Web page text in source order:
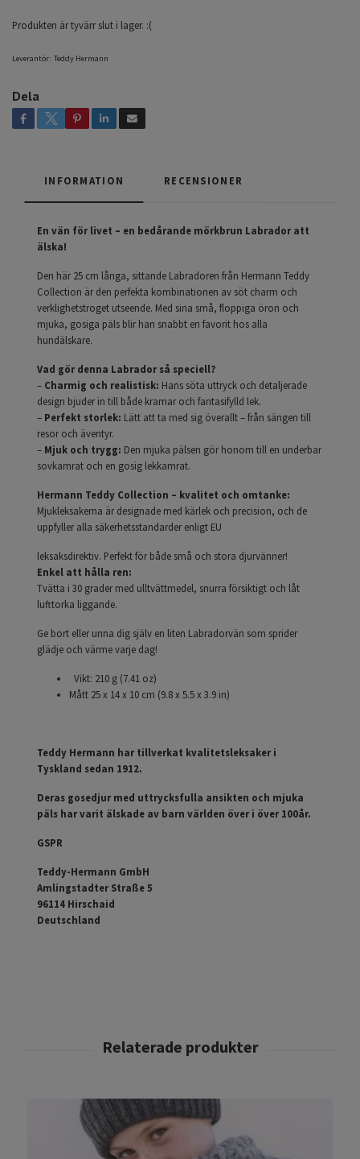
Produkten är tyvärr slut i lager. :(
Leverantör: Teddy Hermann
Dela
INFORMATION RECENSIONER
En vän för livet – en bedårande mörkbrun Labrador att
älska!
Den här 25 cm långa, sittande Labradoren från Hermann Teddy
Collection är den perfekta kombinationen av söt charm och
verklighetstroget utseende. Med sina små, floppiga öron och
mjuka, gosiga päls blir han snabbt en favorit hos alla
hundälskare.
Vad gör denna Labrador så speciell?
– Charmig och realistisk: Hans söta uttryck och detaljerade
design bjuder in till både kramar och fantasifylld lek.
– Perfekt storlek: Lätt att ta med sig överallt – från sängen till
resor och äventyr.
– Mjuk och trygg: Den mjuka pälsen gör honom till en underbar
sovkamrat och en gosig lekkamrat.
Hermann Teddy Collection – kvalitet och omtanke:
Mjukleksakerna är designade med kärlek och precision, och de
uppfyller alla säkerhetsstandarder enligt EU
leksaksdirektiv. Perfekt för både små och stora djurvänner!
Enkel att hålla ren:
Tvätta i 30 grader med ulltvättmedel, snurra försiktigt och låt
lufttorka liggande.
Ge bort eller unna dig själv en liten Labradorvän som sprider
glädje och värme varje dag!
Vikt: 210 g (7.41 oz)
Mått 25 x 14 x 10 cm (9.8 x 5.5 x 3.9 in)
Teddy Hermann har tillverkat kvalitetsleksaker i
Tyskland sedan 1912.
Deras gosedjur med uttrycksfulla ansikten och mjuka
päls har varit älskade av barn världen över i över 100år.
GSPR
Teddy-Hermann GmbH
Amlingstadter Straße 5
96114 Hirschaid
Deutschland